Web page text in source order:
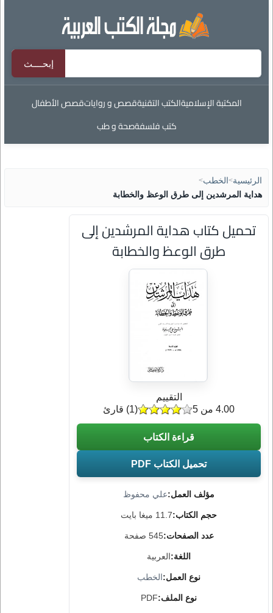
المكتبة الإسلاميةالكتب التقنيةقصص و رواياتقصص الأطفال
كتب فلسفةصحة و طب
الرئيسية> الخطب>
هداية المرشدين إلى طرق الوعظ والخطابة
تحميل كتاب هداية المرشدين إلى
طرق الوعظ والخطابة
مؤلف العمل:علي محفوظ
حجم الكتاب:11.7 ميغا بايت
عدد الصفحات:545 صفحة
اللغة:العربية
نوع العمل:الخطب
نوع الملف:PDF
التقييم
(
1) قارئ 4.00 من 5
قراءة الكتاب
تحميل الكتاب PDF